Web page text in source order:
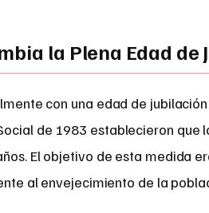
la Plena Edad de
con una edad de
de 1983 establecieron que
El objetivo de esta medida
al envejecimiento de la